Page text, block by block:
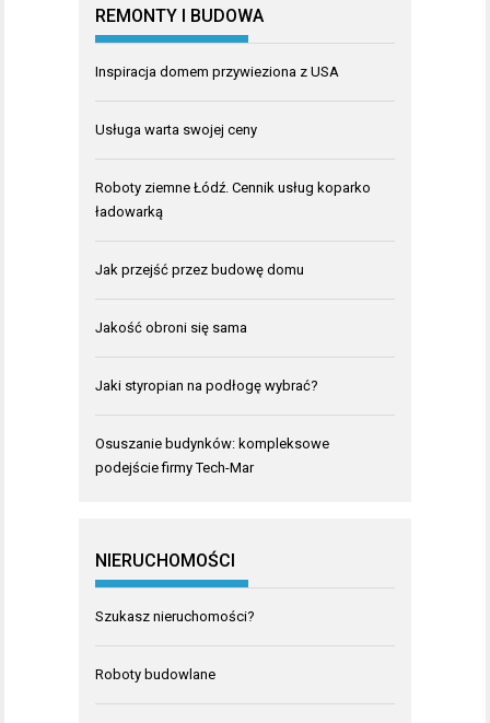
REMONTY I BUDOWA
Inspiracja domem przywieziona z USA
Usługa warta swojej ceny
Roboty ziemne Łódź. Cennik usług koparko
ładowarką
Jak przejść przez budowę domu
Jakość obroni się sama
Jaki styropian na podłogę wybrać?
Osuszanie budynków: kompleksowe
podejście firmy Tech-Mar
NIERUCHOMOŚCI
Szukasz nieruchomości?
Roboty budowlane